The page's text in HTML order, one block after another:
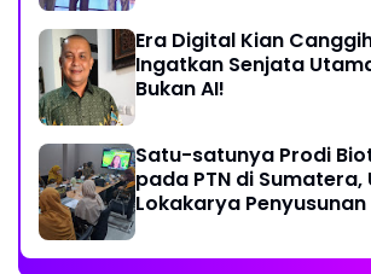
Era Digital Kian
Ingatkan Senjata
Bukan AI!
Satu-satunya Prodi
pada PTN di Sumatera,
Lokakarya